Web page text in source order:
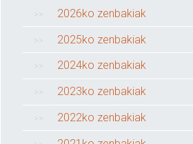
2026ko zenbakiak
2025ko zenbakiak
2024ko zenbakiak
2023ko zenbakiak
2022ko zenbakiak